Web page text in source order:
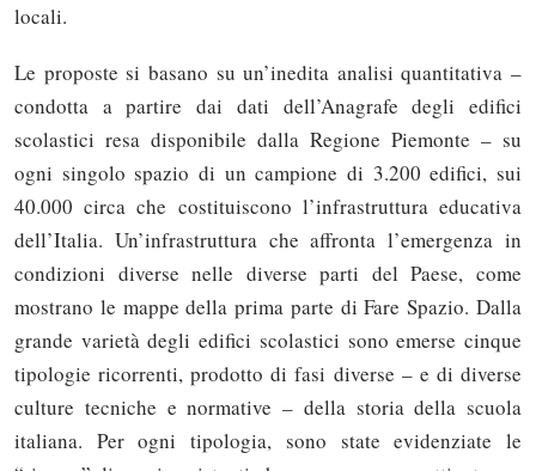
locali.
Le proposte si basano su un’inedita analisi quantitativa –
condotta a partire dai dati dell’Anagrafe degli edifici
scolastici resa disponibile dalla Regione Piemonte – su
ogni singolo spazio di un campione di 3.200 edifici, sui
40.000 circa che costituiscono l’infrastruttura educativa
dell’Italia. Un’infrastruttura che affronta l’emergenza in
condizioni diverse nelle diverse parti del Paese, come
mostrano le mappe della prima parte di Fare Spazio. Dalla
grande varietà degli edifici scolastici sono emerse cinque
tipologie ricorrenti, prodotto di fasi diverse – e di diverse
culture tecniche e normative – della storia della scuola
italiana. Per ogni tipologia, sono state evidenziate le